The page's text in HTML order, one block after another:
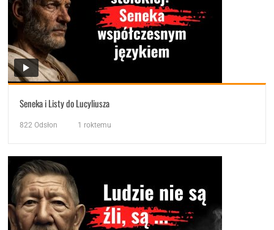
Seneka i Listy do Lucyliusza
822 Odsłon 1 roktemu